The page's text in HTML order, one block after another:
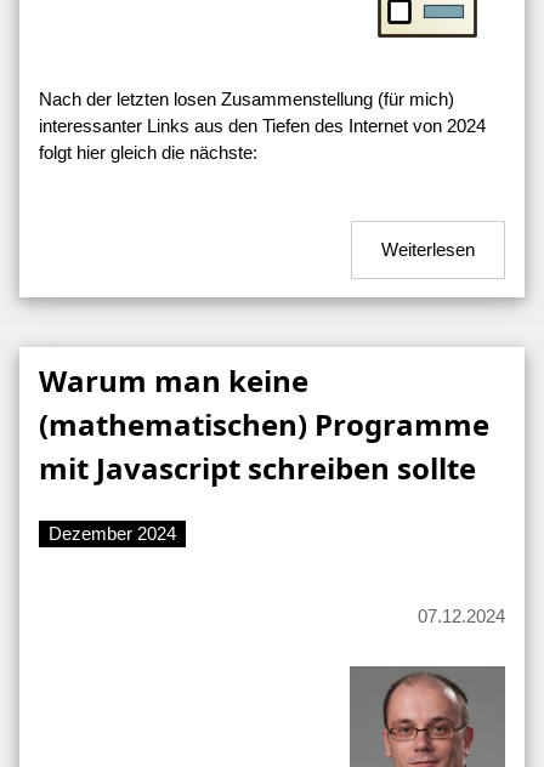
Nach der letzten losen Zusammenstellung (für mich)
interessanter Links aus den Tiefen des Internet von 2024
folgt hier gleich die nächste:
Weiterlesen
Warum man keine
(mathematischen) Programme
mit Javascript schreiben sollte
Dezember 2024
07.12.2024